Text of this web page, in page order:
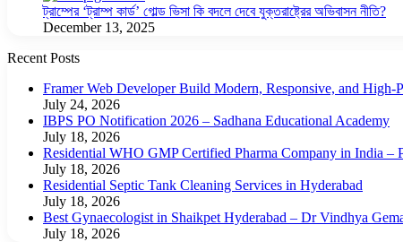
ট্রাম্পের ‘ট্রাম্প কার্ড’ গোল্ড ভিসা কি বদলে দেবে যুক্তরাষ্ট্রের অভিবাসন নীতি?
December 13, 2025
Recent Posts
Framer Web Developer Build Modern, Responsive, and High-
July 24, 2026
IBPS PO Notification 2026 – Sadhana Educational Academy
July 18, 2026
Residential WHO GMP Certified Pharma Company in India –
July 18, 2026
Residential Septic Tank Cleaning Services in Hyderabad
July 18, 2026
Best Gynaecologist in Shaikpet Hyderabad – Dr Vindhya
July 18, 2026